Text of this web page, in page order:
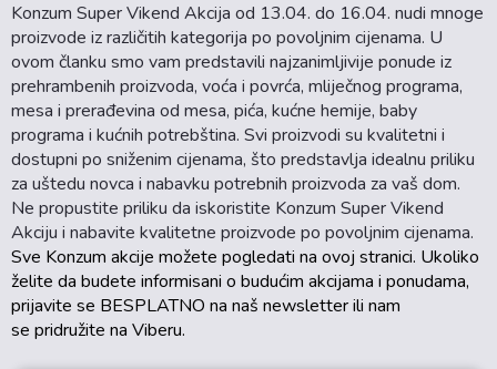
Konzum Super Vikend Akcija od 13.04. do 16.04. nudi mnoge
proizvode iz različitih kategorija po povoljnim cijenama. U
ovom članku smo vam predstavili najzanimljivije ponude iz
prehrambenih proizvoda, voća i povrća, mliječnog programa,
mesa i prerađevina od mesa, pića, kućne hemije, baby
programa i kućnih potrebština. Svi proizvodi su kvalitetni i
dostupni po sniženim cijenama, što predstavlja idealnu priliku
za uštedu novca i nabavku potrebnih proizvoda za vaš dom.
Ne propustite priliku da iskoristite Konzum Super Vikend
Akciju i nabavite kvalitetne proizvode po povoljnim cijenama.
Sve Konzum akcije možete pogledati na ovoj stranici. Ukoliko
želite da budete informisani o budućim akcijama i ponudama,
prijavite se BESPLATNO na naš newsletter ili nam
se pridružite na Viberu.